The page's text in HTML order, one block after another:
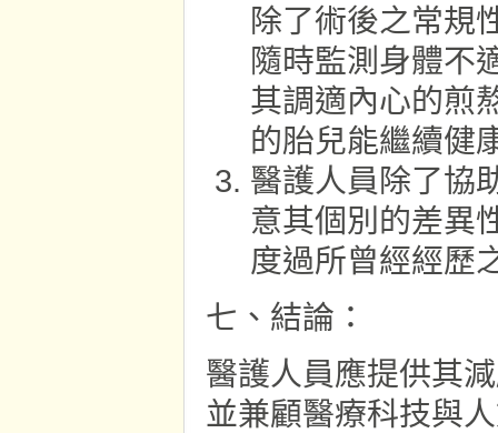
除了術後之常規
隨時監測身體不
其調適內心的煎
的胎兒能繼續健
醫護人員除了協
意其個別的差異
度過所曾經經歷
七、結論：
醫護人員應提供其
並兼顧醫療科技與